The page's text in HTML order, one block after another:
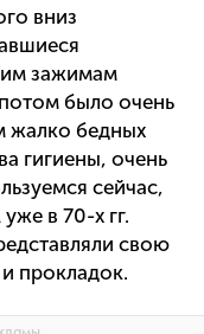
вниз
зажимам
было очень
жалко бедных
гигиены, очень
сейчас,
в 70-х гг.
свою
прокладок.